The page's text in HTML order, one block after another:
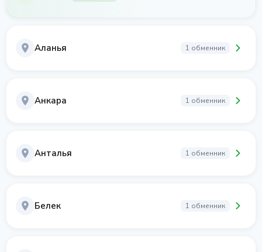
Аланья 1 обменник
Анкара 1 обменник
Анталья 1 обменник
Белек 1 обменник